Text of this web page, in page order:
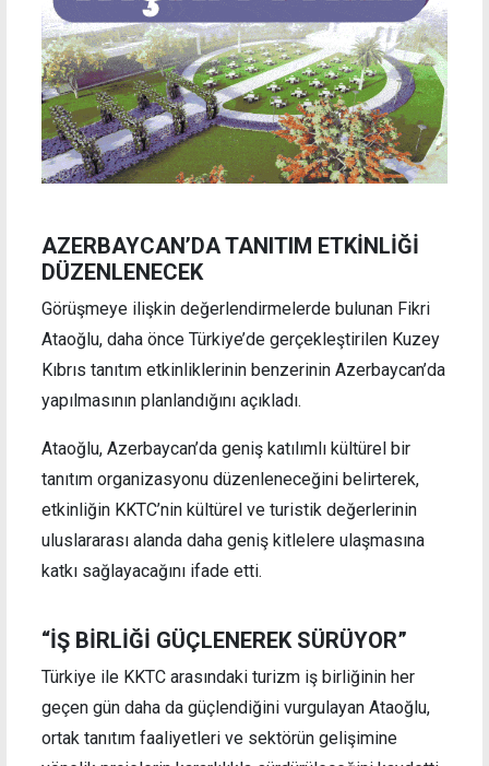
AZERBAYCAN’DA TANITIM ETKİNLİĞİ
DÜZENLENECEK
Görüşmeye ilişkin değerlendirmelerde bulunan Fikri
Ataoğlu, daha önce Türkiye’de gerçekleştirilen Kuzey
Kıbrıs tanıtım etkinliklerinin benzerinin Azerbaycan’da
yapılmasının planlandığını açıkladı.
Ataoğlu, Azerbaycan’da geniş katılımlı kültürel bir
tanıtım organizasyonu düzenleneceğini belirterek,
etkinliğin KKTC’nin kültürel ve turistik değerlerinin
uluslararası alanda daha geniş kitlelere ulaşmasına
katkı sağlayacağını ifade etti.
“İŞ BİRLİĞİ GÜÇLENEREK SÜRÜYOR”
Türkiye ile KKTC arasındaki turizm iş birliğinin her
geçen gün daha da güçlendiğini vurgulayan Ataoğlu,
ortak tanıtım faaliyetleri ve sektörün gelişimine